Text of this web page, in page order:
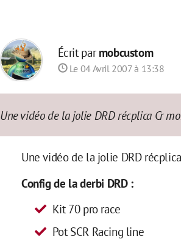
Écrit parmobcustom
Le 04 Avril 2007 à 13:38
Une vidéo de la jolie DRD récplica Cr
Une vidéo de la jolie DRD
Config de la derbi DRD :
Kit 70 pro race
Pot SCR Racing line